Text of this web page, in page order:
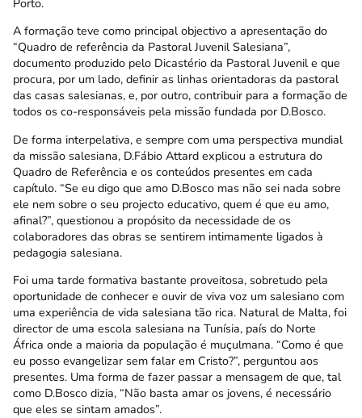
A formação teve como principal objectivo a apresentação do
“Quadro de referência da Pastoral Juvenil Salesiana”,
documento produzido pelo Dicastério da Pastoral Juvenil e que
procura, por um lado, definir as linhas orientadoras da pastoral
das casas salesianas, e, por outro, contribuir para a formação de
todos os co-responsáveis pela missão fundada por D.Bosco.
De forma interpelativa, e sempre com uma perspectiva mundial
da missão salesiana, D.Fábio Attard explicou a estrutura do
Quadro de Referência e os conteúdos presentes em cada
capítulo. “Se eu digo que amo D.Bosco mas não sei nada sobre
ele nem sobre o seu projecto educativo, quem é que eu amo,
afinal?”, questionou a propósito da necessidade de os
colaboradores das obras se sentirem intimamente ligados à
pedagogia salesiana.
Foi uma tarde formativa bastante proveitosa, sobretudo pela
oportunidade de conhecer e ouvir de viva voz um salesiano com
uma experiência de vida salesiana tão rica. Natural de Malta, foi
director de uma escola salesiana na Tunísia, país do Norte
África onde a maioria da população é muçulmana. “Como é que
eu posso evangelizar sem falar em Cristo?”, perguntou aos
presentes. Uma forma de fazer passar a mensagem de que, tal
como D.Bosco dizia, “Não basta amar os jovens, é necessário
que eles se sintam amados”.